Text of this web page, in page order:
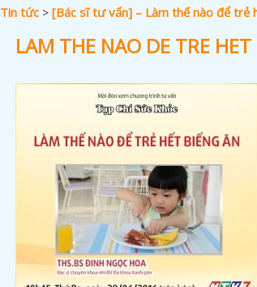
Tin tức > [Bác sĩ tư vấn] – Làm thế nào để trẻ
LAM THE NAO DE TRE